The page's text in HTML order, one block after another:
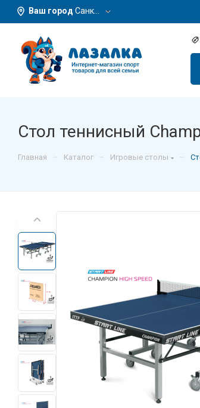
Ваш город Санкт-Петербург
Стол теннисный
Главная – Каталог – Игровые столы –